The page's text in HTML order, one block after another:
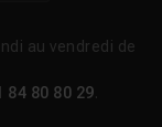
au vendredi de
84 80 80 29